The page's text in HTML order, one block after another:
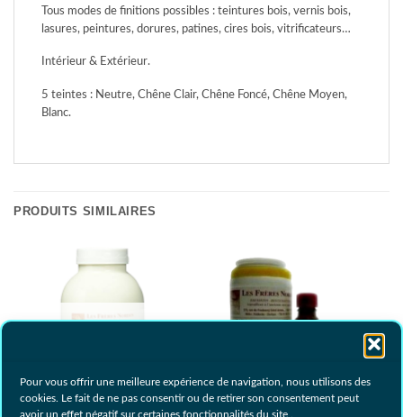
Pour vous offrir une meilleure expérience de navigation, nous utilisons des
cookies. Le fait de ne pas consentir ou de retirer son consentement peut
avoir un effet négatif sur certaines fonctionnalités du site .
Tous modes de finitions possibles : teintures bois, vernis bois,
lasures, peintures, dorures, patines, cires bois, vitrificateurs…
Intérieur & Extérieur.
5 teintes : Neutre, Chêne Clair, Chêne Foncé, Chêne Moyen,
Blanc.
PRODUITS SIMILAIRES
Peinture SP Décor 250ml Pâte à Empreinte